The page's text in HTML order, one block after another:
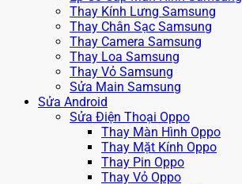
Thay Kính Lưng Samsung
Thay Chân Sạc Samsung
Thay Camera Samsung
Thay Loa Samsung
Thay Vỏ Samsung
Sửa Main Samsung
Sửa Android
Sửa Điện Thoại Oppo
Thay Màn Hình Oppo
Thay Mặt Kính Oppo
Thay Pin Oppo
Thay Vỏ Oppo